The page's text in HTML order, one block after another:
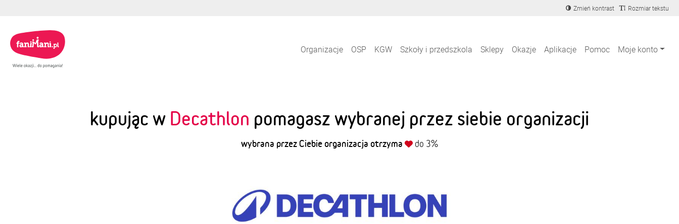
Zmień kontrast Rozmiar tekstu
Organizacje OSP KGW Szkoły i przedszkola Sklepy Okazje Aplikacje Pomoc Moje konto
kupując w Decathlon pomagasz wybranej przez siebie organizacji
wybrana przez Ciebie organizacja otrzyma do 3%